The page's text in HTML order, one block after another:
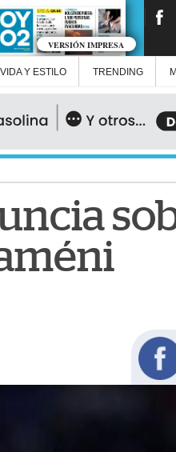
VERSIÓN IMPRESA
VIDA Y ESTILO TRENDING